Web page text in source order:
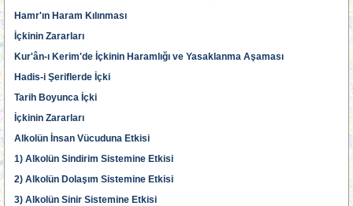
Hamr'ın Haram Kılınması
İçkinin Zararları
Kur'ân-ı Kerim'de İçkinin Haramlığı ve Yasaklanma Aşaması
Hadis-i Şeriflerde İçki
Tarih Boyunca İçki
İçkinin Zararları
Alkolün İnsan Vücuduna Etkisi
1) Alkolün Sindirim Sistemine Etkisi
2) Alkolün Dolaşım Sistemine Etkisi
3) Alkolün Sinir Sistemine Etkisi